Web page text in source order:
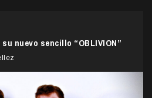
nuevo sencillo “OBLIVION”